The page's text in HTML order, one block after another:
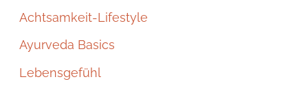
Achtsamkeit-Lifestyle
Ayurveda Basics
Lebensgefühl